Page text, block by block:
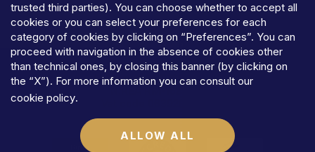
PRIVACY
TERMS AND CONDITIONS
COOKIES
©MFLaw StapA
Share capital € 100.000,00
RM-1684541
trusted third parties). You can choose whether to accept all
cookies or you can select your preferences for each
category of cookies by clicking on “Preferences”. You can
proceed with navigation in the absence of cookies other
than technical ones, by closing this banner (by clicking on
the “X”). For more information you can consult our
cookie policy.
ALLOW ALL